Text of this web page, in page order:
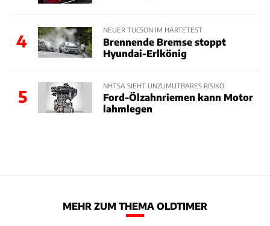
4
NEUER TUCSON IM HÄRTETEST
Brennende Bremse stoppt
Hyundai-Erlkönig
5
NHTSA SIEHT UNZUMUTBARES RISIKO
Ford-Ölzahnriemen kann Motor
lahmlegen
MEHR ZUM THEMA OLDTIMER